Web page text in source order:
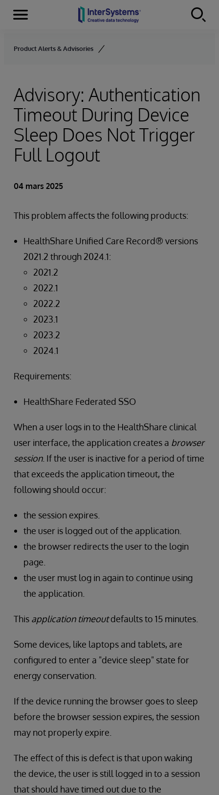
Skip to content
Menu
Product Alerts & Advisories
Advisory: Authentication
Timeout During Device
Sleep Does Not Trigger
Full Logout
04 mars 2025
This problem affects the following products:
HealthShare Unified Care Record® versions
2021.2 through 2024.1:
2021.2
2022.1
2022.2
2023.1
2023.2
2024.1
Requirements:
HealthShare Federated SSO
When a user logs in to the HealthShare clinical
user interface, the application creates a browser
session. If the user is inactive for a period of time
that exceeds the application timeout, the
following should occur:
the session expires.
the user is logged out of the application.
the browser redirects the user to the login
page.
the user must log in again to continue using
the application.
This application timeoutdefaults to 15 minutes.
Some devices, like laptops and tablets, are
configured to enter a "device sleep" state for
energy conservation.
If the device running the browser goes to sleep
before the browser session expires, the session
may not properly expire.
The effect of this is defect is that upon waking
the device, the user is still logged in to a session
that should have timed out due to the